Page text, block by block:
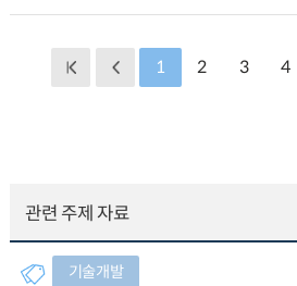
1 2 3 4
관련 주제 자료
기술개발